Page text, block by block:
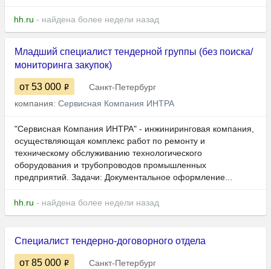
hh.ru - найдена более недели назад
Младший специалист тендерной группы (без поиска/
мониторинга закупок)
от 53 000
Санкт-Петербург
компания: Сервисная Компания ИНТРА
"Сервисная Компания ИНТРА" - инжиниринговая компания,
осуществляющая комплекс работ по ремонту и
техническому обслуживанию технологического
оборудования и трубопроводов промышленных
предприятий. Задачи: Документальное оформление...
hh.ru - найдена более недели назад
Специалист тендерно-договорного отдела
от 85 000
Санкт-Петербург